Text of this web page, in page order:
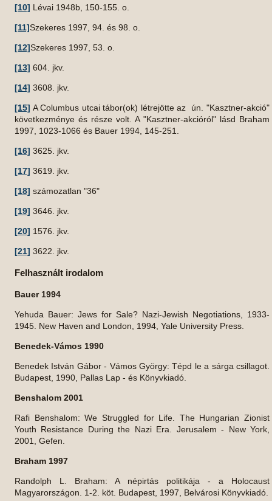
[10] Lévai 1948b, 150-155. o.
[11]Szekeres 1997, 94. és 98. o.
[12]Szekeres 1997, 53. o.
[13] 604. jkv.
[14] 3608. jkv.
[15] A Columbus utcai tábor(ok) létrejötte az ún. "Kasztner-akció"
következménye és része volt. A "Kasztner-akcióról" lásd Braham
1997, 1023-1066 és Bauer 1994, 145-251.
[16] 3625. jkv.
[17] 3619. jkv.
[18] számozatlan "36"
[19] 3646. jkv.
[20] 1576. jkv.
[21] 3622. jkv.
Felhasznált irodalom
Bauer 1994
Yehuda Bauer: Jews for Sale? Nazi-Jewish Negotiations, 1933-
1945. New Haven and London, 1994, Yale University Press.
Benedek-Vámos 1990
Benedek István Gábor - Vámos György: Tépd le a sárga csillagot.
Budapest, 1990, Pallas Lap - és Könyvkiadó.
Benshalom 2001
Rafi Benshalom: We Struggled for Life. The Hungarian Zionist
Youth Resistance During the Nazi Era. Jerusalem - New York,
2001, Gefen.
Braham 1997
Randolph L. Braham: A népirtás politikája - a Holocaust
Magyarországon. 1-2. köt. Budapest, 1997, Belvárosi Könyvkiadó.